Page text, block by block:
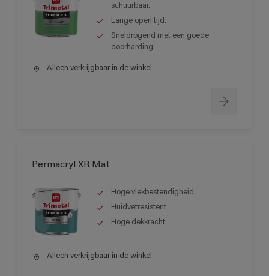
schuurbaar.
Lange open tijd.
Sneldrogend met een goede
doorharding.
Alleen verkrijgbaar in de winkel
Permacryl XR Mat
Hoge vlekbestendigheid
Huidvetresistent
Hoge dekkracht
Alleen verkrijgbaar in de winkel